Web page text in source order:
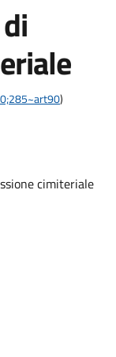
)
cimiteriale